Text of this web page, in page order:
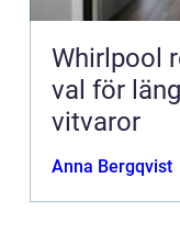
Whirlpool
val för
vitvaror
Anna Bergqvist